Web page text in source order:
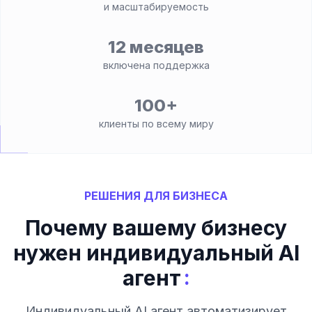
и масштабируемость
12 месяцев
включена поддержка
100+
клиенты по всему миру
РЕШЕНИЯ ДЛЯ БИЗНЕСА
Почему вашему бизнесу
нужен индивидуальный AI
агент: